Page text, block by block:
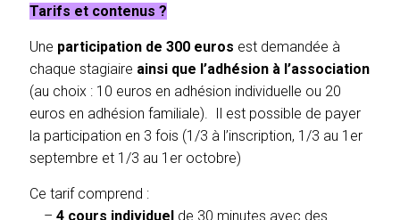
Tarifs et contenus ?
Une participation de 300 euros est demandée à
chaque stagiaire ainsi que l’adhésion à l’association
(au choix : 10 euros en adhésion individuelle ou 20
euros en adhésion familiale). Il est possible de payer
la participation en 3 fois (1/3 à l’inscription, 1/3 au 1er
septembre et 1/3 au 1er octobre)
Ce tarif comprend :
– 4 cours individuel de 30 minutes avec des